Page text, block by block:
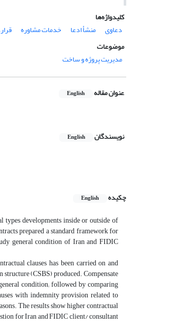
کلیدواژه‌ها
دعاوی
منشأ ادعا خدمات مشاوره
موضوعات
مدیریت پروژه و ساخت
عنوان مقاله English
نویسندگان English
چکیده
English
developments inside or outside of
prepared a standard framework for
general condition of Iran and FIDIC
clauses has been carried on and
(CSBS) produced. Compensate
condition; followed by comparing
with indemnity provision related to
The results show higher contractual
for Iran and FIDIC client/ consultant